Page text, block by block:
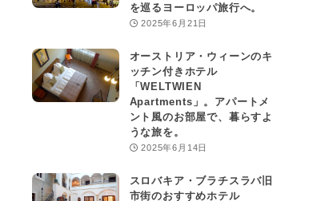
を巡るヨーロッパ旅行へ。
2025年6月21日
オーストリア・ウィーンのキ
ッチン付きホテル
「WELTWIEN
Apartments」。アパートメ
ント風のお部屋で、暮らすよ
うな旅を。
2025年6月14日
スロバキア・ブラチスラバ旧
市街のおすすめホテル